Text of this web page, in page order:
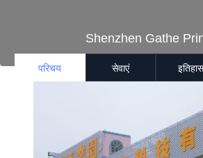
Shenzhen Gathe
परिचय सेवाएं